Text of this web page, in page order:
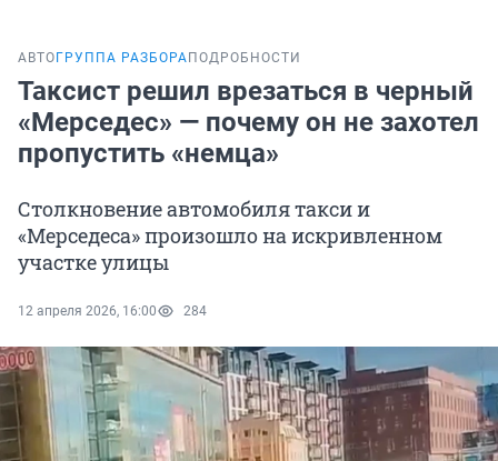
АВТО ГРУППА РАЗБОРА ПОДРОБНОСТИ
Таксист решил врезаться в черный
«Мерседес» — почему он не захотел
пропустить «немца»
Столкновение автомобиля такси и
«Мерседеса» произошло на искривленном
участке улицы
12 апреля 2026, 16:00 284